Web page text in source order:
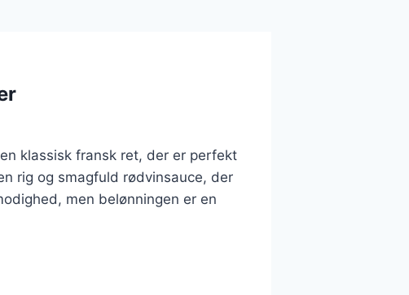
klassisk fransk ret, der er perfekt
rig og smagfuld rødvinsauce, der
men belønningen er en